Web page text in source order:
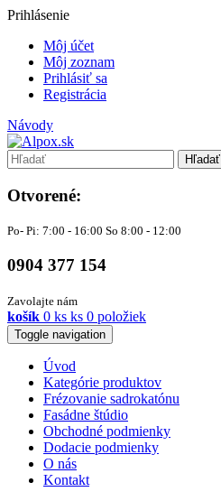
Prihlásenie
Môj účet
Môj zoznam
Prihlásiť sa
Registrácia
Návody
Hľadať
Otvorené:
Po- Pi: 7:00 - 16:00 So 8:00 - 12:00
0904 377 154
Zavolajte nám
košík 0 ks ks 0 položiek
Toggle navigation
Úvod
Kategórie produktov
Frézovanie sadrokatónu
Fasádne štúdio
Obchodné podmienky
Dodacie podmienky
O nás
Kontakt